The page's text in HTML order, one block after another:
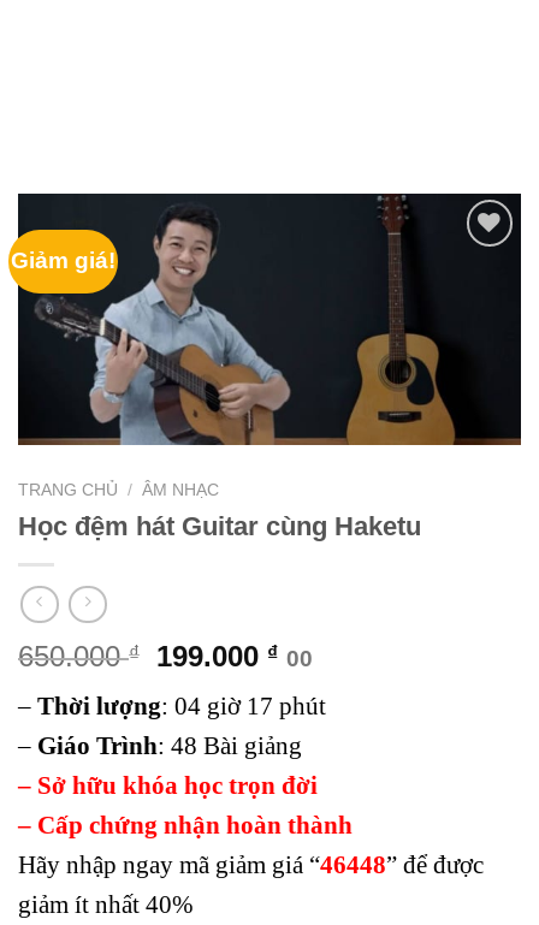
Giảm giá!
TRANG CHỦ / ÂM NHẠC
Học đệm hát Guitar cùng Haketu
650.000₫
Giá
là:
650.000 ₫.
199.000 ₫Giá
tại
là:
199.000 ₫.
00
– Thời lượng: 04 giờ 17 phút
– Giáo Trình: 48 Bài giảng
– Sở hữu khóa học trọn đời
– Cấp chứng nhận hoàn thành
Hãy nhập ngay mã giảm giá “46448” để được
giảm ít nhất 40%